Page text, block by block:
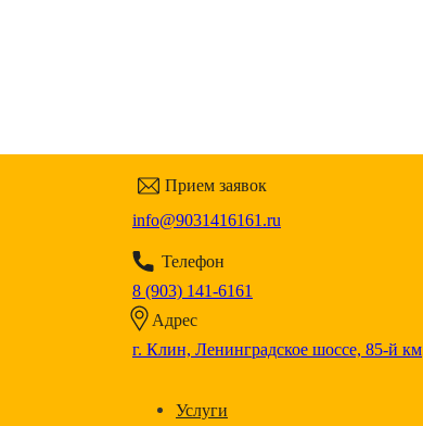
Прием заявок
info@9031416161.ru
Телефон
8 (903) 141-6161
Адрес
г. Клин, Ленинградское шоссе, 85-й км
Услуги